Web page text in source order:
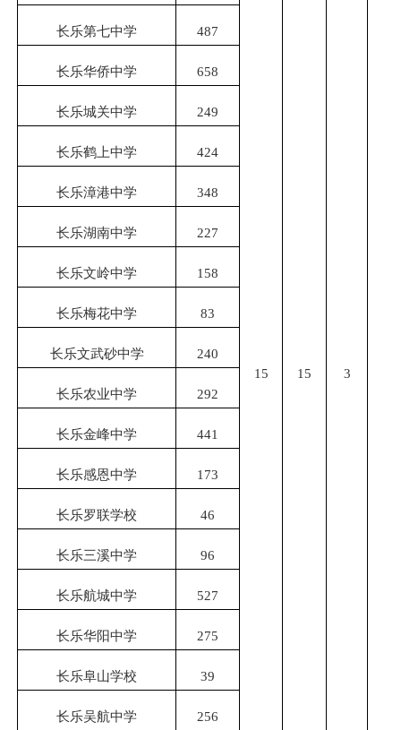
15 15 3
长乐第七中学 487
长乐华侨中学 658
长乐城关中学 249
长乐鹤上中学 424
长乐漳港中学 348
长乐湖南中学 227
长乐文岭中学 158
长乐梅花中学 83
长乐文武砂中学 240
长乐农业中学 292
长乐金峰中学 441
长乐感恩中学 173
长乐罗联学校 46
长乐三溪中学 96
长乐航城中学 527
长乐华阳中学 275
长乐阜山学校 39
长乐吴航中学 256